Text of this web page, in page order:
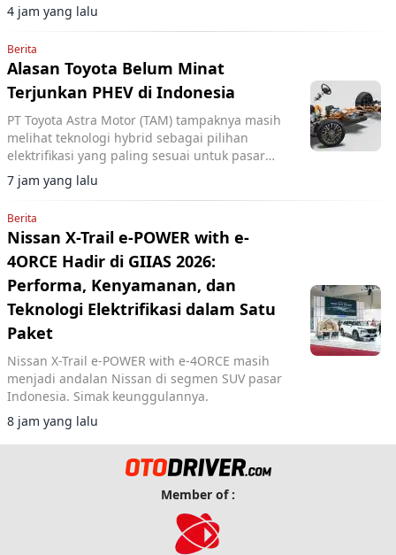
4 jam yang lalu
Berita
Alasan Toyota Belum Minat
Terjunkan PHEV di Indonesia
PT Toyota Astra Motor (TAM) tampaknya masih
melihat teknologi hybrid sebagai pilihan
elektrifikasi yang paling sesuai untuk pasar
Indonesia.
7 jam yang lalu
Berita
Nissan X-Trail e-POWER with e-
4ORCE Hadir di GIIAS 2026:
Performa, Kenyamanan, dan
Teknologi Elektrifikasi dalam Satu
Paket
Nissan X-Trail e-POWER with e-4ORCE masih
menjadi andalan Nissan di segmen SUV pasar
Indonesia. Simak keunggulannya.
8 jam yang lalu
Member of :